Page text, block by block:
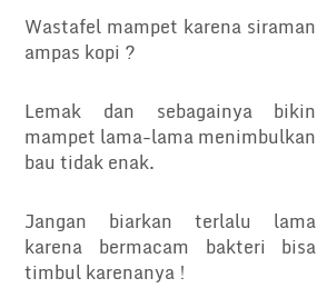
Wastafel mampet karena siraman
ampas kopi ?
Lemak dan sebagainya bikin
mampet lama-lama menimbulkan
bau tidak enak.
Jangan biarkan terlalu lama
karena bermacam bakteri bisa
timbul karenanya !